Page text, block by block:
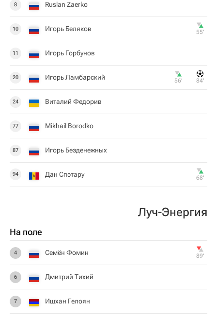
8 Ruslan Zaerko
10 Игорь Беляков 55‎’‎
11 Игорь Горбунов
20 Игорь Ламбарский 56‎’‎ 84‎’‎
24 Виталий Федорив
77 Mikhail Borodko
87 Игорь Безденежных
94 Дан Спэтару 68‎’‎
Луч-Энергия
На поле
4 Семён Фомин 89‎’‎
6 Дмитрий Тихий
7 Ишхан Гелоян